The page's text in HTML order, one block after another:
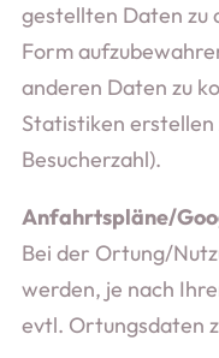
gestellten Daten zu
Form
anderen Daten zu
Statistiken erstellen
Besucherzahl).
Anfahrtspläne/
Bei der Ortung/
werden, je nach
evtl. Ortungsdaten